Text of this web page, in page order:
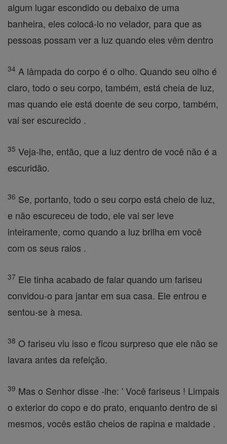
algum lugar escondido ou debaixo de uma
banheira, eles colocá-lo no velador, para que as
pessoas possam ver a luz quando eles vêm dentro
34 A lâmpada do corpo é o olho. Quando seu olho é
claro, todo o seu corpo, também, está cheia de luz,
mas quando ele está doente de seu corpo, também,
vai ser escurecido .
35 Veja-lhe, então, que a luz dentro de você não é a
escuridão.
36 Se, portanto, todo o seu corpo está cheio de luz,
e não escureceu de todo, ele vai ser leve
inteiramente, como quando a luz brilha em você
com os seus raios .
37 Ele tinha acabado de falar quando um fariseu
convidou-o para jantar em sua casa. Ele entrou e
sentou-se à mesa.
38 O fariseu viu isso e ficou surpreso que ele não se
lavara antes da refeição.
39 Mas o Senhor disse -lhe: ' Você fariseus ! Limpais
o exterior do copo e do prato, enquanto dentro de si
mesmos, vocês estão cheios de rapina e maldade .